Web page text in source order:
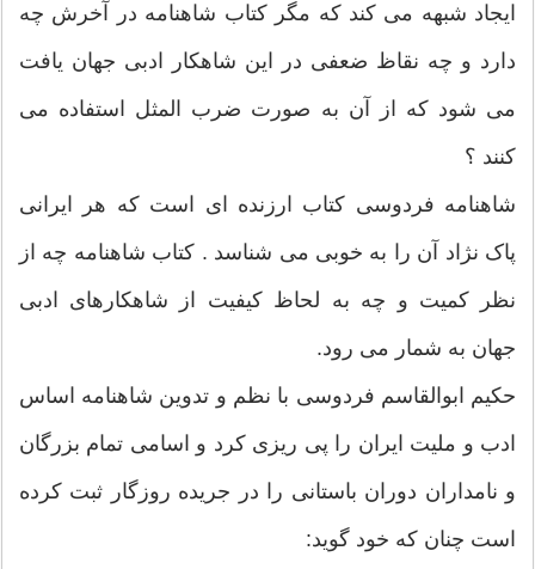
ایجاد شبهه می کند که مگر کتاب شاهنامه در آخرش چه
دارد و چه نقاظ ضعفی در این شاهکار ادبی جهان یافت
می شود که از آن به صورت ضرب المثل استفاده می
کنند ؟
شاهنامه فردوسی کتاب ارزنده ای است که هر ایرانی
پاک نژاد آن را به خوبی می شناسد . کتاب شاهنامه چه از
نظر کمیت و چه به لحاظ کیفیت از شاهکارهای ادبی
جهان به شمار می رود.
حکیم ابوالقاسم فردوسی با نظم و تدوین شاهنامه اساس
ادب و ملیت ایران را پی ریزی کرد و اسامی تمام بزرگان
و نامداران دوران باستانی را در جریده روزگار ثبت کرده
است چنان که خود گوید: